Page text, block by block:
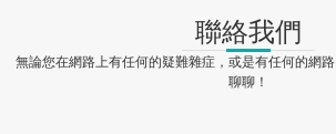
聯絡我們
無論您在網路上有任何的疑難雜症，或是有任何的網
聊聊！